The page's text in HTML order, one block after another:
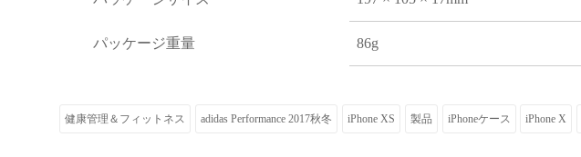
パッケージ重量 86g
健康管理＆フィットネス adidas Performance 2017秋冬 iPhone XS 製品 iPhoneケース iPhone X